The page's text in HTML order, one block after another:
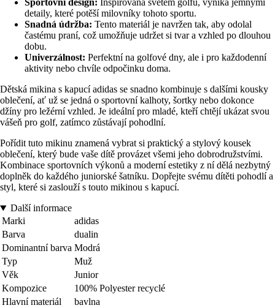
Sportovní design: Inspirována světem golfu, vyniká jemnými
detaily, které potěší milovníky tohoto sportu.
Snadná údržba: Tento materiál je navržen tak, aby odolal
častému praní, což umožňuje udržet si tvar a vzhled po dlouhou
dobu.
Univerzálnost: Perfektní na golfové dny, ale i pro každodenní
aktivity nebo chvíle odpočinku doma.
Dětská mikina s kapucí adidas se snadno kombinuje s dalšími kousky
oblečení, ať už se jedná o sportovní kalhoty, šortky nebo dokonce
džíny pro ležérní vzhled. Je ideální pro mladé, kteří chtějí ukázat svou
vášeň pro golf, zatímco zůstávají pohodlní.
Pořídit tuto mikinu znamená vybrat si praktický a stylový kousek
oblečení, který bude vaše dítě provázet všemi jeho dobrodružstvími.
Kombinace sportovních výkonů a moderní estetiky z ní dělá nezbytný
doplněk do každého juniorské šatníku. Dopřejte svému dítěti pohodlí a
styl, které si zaslouží s touto mikinou s kapucí.
Další informace
Marki
adidas
Barva
dualin
Dominantní barva Modrá
Typ
Muž
Věk
Junior
Kompozice
100% Polyester recyclé
Hlavní materiál
bavlna